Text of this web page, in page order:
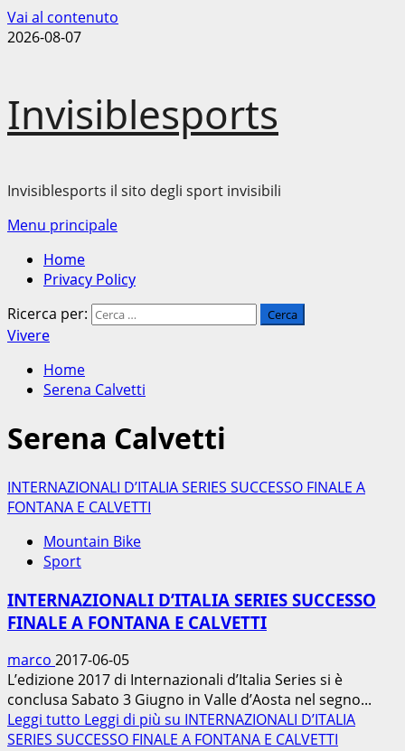
Vai al contenuto
2026-08-07
Invisiblesports
Invisiblesports il sito degli sport invisibili
Menu principale
Home
Privacy Policy
Ricerca per:
Vivere
Home
Serena Calvetti
Serena Calvetti
INTERNAZIONALI D’ITALIA SERIES SUCCESSO FINALE A
FONTANA E CALVETTI
Mountain Bike
Sport
INTERNAZIONALI D’ITALIA SERIES SUCCESSO
FINALE A FONTANA E CALVETTI
marco 2017-06-05
L’edizione 2017 di Internazionali d’Italia Series si è
conclusa Sabato 3 Giugno in Valle d’Aosta nel segno...
Leggi tutto Leggi di più su INTERNAZIONALI D’ITALIA
SERIES SUCCESSO FINALE A FONTANA E CALVETTI